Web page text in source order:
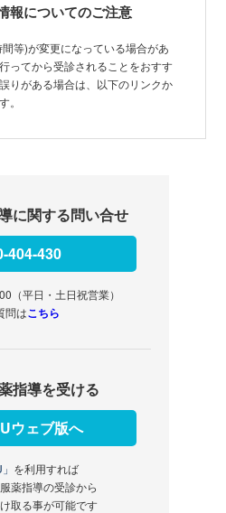
報についてのご注意
等)が変更になっている場合があ
ってから受診されることをおすす
りがある場合は、以下のリンクか
。
に関する問い合せ
404-430
（平日・土日祝営業）
問はこちら
指導を受ける
ウェブ版へ
を利用すれば
薬指導の受診から
取る事が可能です